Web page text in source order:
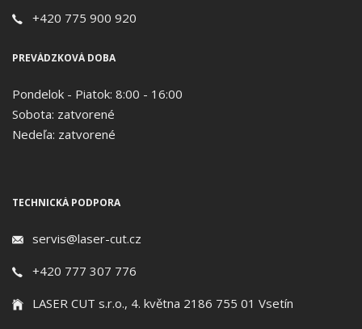
+420 775 900 920
PREVÁDZKOVÁ DOBA
Pondelok - Piatok: 8:00 - 16:00
Sobota: zatvorené
Nedeľa: zatvorené
TECHNICKÁ PODPORA
servis@laser-cut.cz
+420 777 307 776
LASER CUT s.r.o., 4. května 2186 755 01 Vsetín